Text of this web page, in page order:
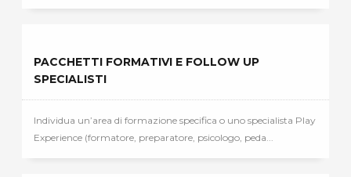
PACCHETTI FORMATIVI E FOLLOW UP
SPECIALISTI
Individua un’area di formazione specifica o uno specialista Play
Experience (formatore, preparatore, psicologo, peda...